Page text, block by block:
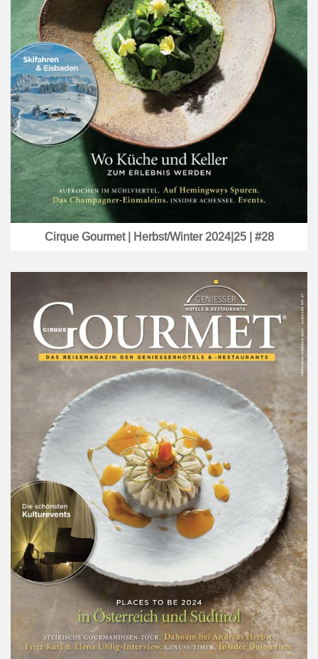
Cirque Gourmet | Herbst/Winter 2024|25 | #28